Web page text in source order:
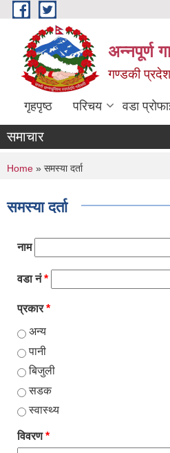
Skip to main content
अन्नपूर्ण
गण्डकी
गृहपृष्ठ परिचय वडा
समाचार
You are here
Home » समस्या दर्ता
समस्या दर्ता
नाम
वडा नं*
प्रकार*
अन्य
पानी
बिजुली
सडक
स्वास्थ्य
विवरण*